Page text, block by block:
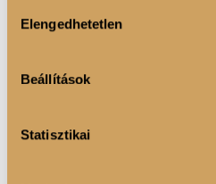
Információgyűjtés az Ön
Az Ön készülékén
tulajdonságainak
módjairól és adja meg
kiválasztása
Elengedhetetlen
Beállítások
Statisztikai
aktív életmódot folytatóknak,
növelni napi fehérjebevitelüket.
gyengéd, ez